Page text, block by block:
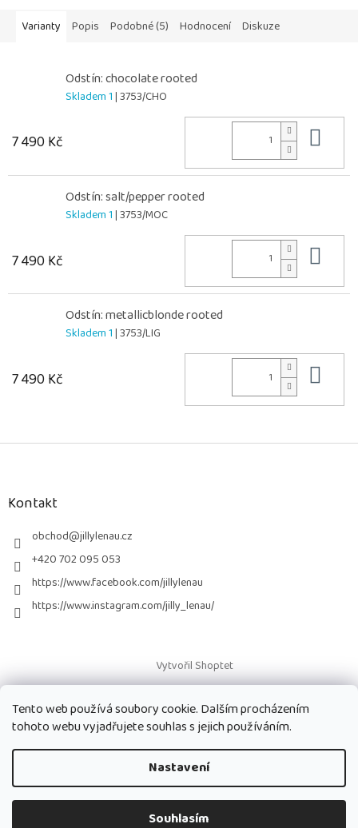
Tento web používá soubory cookie. Dalším procházením
tohoto webu vyjadřujete souhlas s jejich používáním.
Nastavení
Souhlasím
Varianty Popis Podobné (5) Hodnocení Diskuze
Odstín: chocolate rooted
Skladem 1| 3753/CHO
7 490 Kč
Odstín: salt/pepper rooted
Skladem 1| 3753/MOC
7 490 Kč
Odstín: metallicblonde rooted
Skladem 1| 3753/LIG
7 490 Kč
Z
Kontakt
obchod@jillylenau.cz
+420 702 095 053
https://www.facebook.com/jillylenau
https://www.instagram.com/jilly_lenau/
Vytvořil Shoptet
Copyright 2026Paruky Jilly Lenau s.r.o.. Všechna práva vyhrazena.